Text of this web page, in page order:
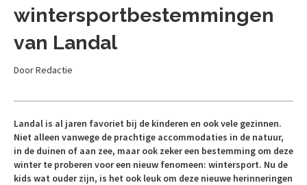
wintersportbestemmingen
van Landal
Door Redactie
Landal is al jaren favoriet bij de kinderen en ook vele gezinnen.
Niet alleen vanwege de prachtige accommodaties in de natuur,
in de duinen of aan zee, maar ook zeker een bestemming om deze
winter te proberen voor een nieuw fenomeen: wintersport. Nu de
kids wat ouder zijn, is het ook leuk om deze nieuwe herinneringen